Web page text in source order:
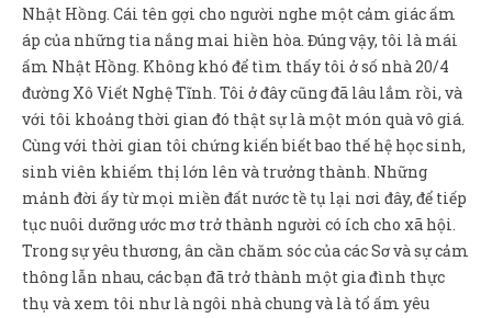
Sản Phẩm
Giúp đỡ
Liên hệ
Nhật Hồng. Cái tên gợi cho người nghe một cảm giác ấm
áp của những tia nắng mai hiền hòa. Đúng vậy, tôi là mái
ấm Nhật Hồng. Không khó để tìm thấy tôi ở số nhà 20/4
đường Xô Viết Nghệ Tĩnh. Tôi ở đây cũng đã lâu lắm rồi, và
với tôi khoảng thời gian đó thật sự là một món quà vô giá.
Cùng với thời gian tôi chứng kiến biết bao thế hệ học sinh,
sinh viên khiếm thị lớn lên và trưởng thành. Những
mảnh đời ấy từ mọi miền đất nước tề tụ lại nơi đây, để tiếp
tục nuôi dưỡng ước mơ trở thành người có ích cho xã hội.
Trong sự yêu thương, ân cần chăm sóc của các Sơ và sự cảm
thông lẫn nhau, các bạn đã trở thành một gia đình thực
thụ và xem tôi như là ngôi nhà chung và là tổ ấm yêu